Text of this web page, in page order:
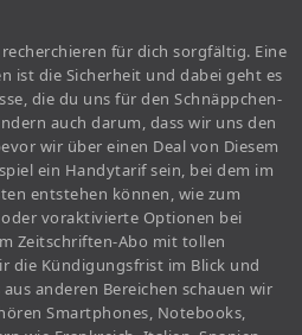
für dich sorgfältig. Eine
ist die Sicherheit und dabei geht es
die du uns für den Schnäppchen-
auch darum, dass wir uns den
wir über einen Deal von Diesem
ein Handytarif sein, bei dem im
entstehen können, wie zum
voraktivierte Optionen bei
Zeitschriften-Abo mit tollen
die Kündigungsfrist im Blick und
anderen Bereichen schauen wir
Smartphones, Notebooks,